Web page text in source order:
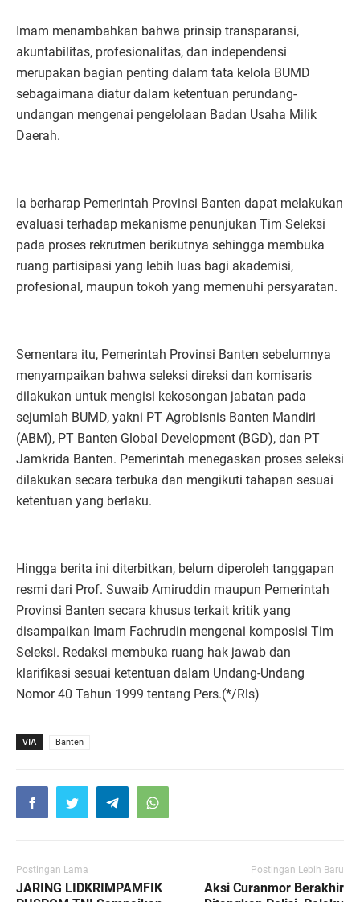
Imam menambahkan bahwa prinsip transparansi,
akuntabilitas, profesionalitas, dan independensi
merupakan bagian penting dalam tata kelola BUMD
sebagaimana diatur dalam ketentuan perundang-
undangan mengenai pengelolaan Badan Usaha Milik
Daerah.
Ia berharap Pemerintah Provinsi Banten dapat melakukan
evaluasi terhadap mekanisme penunjukan Tim Seleksi
pada proses rekrutmen berikutnya sehingga membuka
ruang partisipasi yang lebih luas bagi akademisi,
profesional, maupun tokoh yang memenuhi persyaratan.
Sementara itu, Pemerintah Provinsi Banten sebelumnya
menyampaikan bahwa seleksi direksi dan komisaris
dilakukan untuk mengisi kekosongan jabatan pada
sejumlah BUMD, yakni PT Agrobisnis Banten Mandiri
(ABM), PT Banten Global Development (BGD), dan PT
Jamkrida Banten. Pemerintah menegaskan proses seleksi
dilakukan secara terbuka dan mengikuti tahapan sesuai
ketentuan yang berlaku.
Hingga berita ini diterbitkan, belum diperoleh tanggapan
resmi dari Prof. Suwaib Amiruddin maupun Pemerintah
Provinsi Banten secara khusus terkait kritik yang
disampaikan Imam Fachrudin mengenai komposisi Tim
Seleksi. Redaksi membuka ruang hak jawab dan
klarifikasi sesuai ketentuan dalam Undang-Undang
Nomor 40 Tahun 1999 tentang Pers.(*/Rls)
VIA Banten
Postingan Lama
JARING LIDKRIMPAMFIK
Postingan Lebih Baru
Aksi Curanmor Berakhir